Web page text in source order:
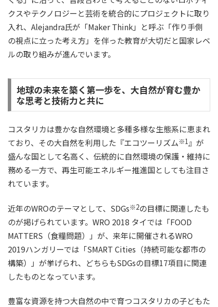
クスやテクノロジーと芸術を統合的にプロジェクトに取り
入れ、Alejandra氏が「Maker Think」と呼ぶ「作り手側
の視点に立った考え方」を伴った教育が大切だと国家レベ
ルの取り組みが進んでいます。
地球の未来を築く第一歩を、大自然が育む豊か
な思考と技術力と共に
コスタリカは豊かな自然環境と多種多様な生態系に恵まれ
ており、その大自然を利用した『エコツーリズム※1』が
盛んな国として名高く、伝統的に自然環境の保護・維持に
務める一方で、再生可能エネルギー推進国としても注目さ
れています。
近年のWROのテーマとして、SDGs※2の目標に関連したも
のが掲げられています。WRO 2018 タイでは「FOOD
MATTERS（食糧問題）」が、来年に開催されるWRO
2019ハンガリーでは「SMART Cities（持続可能な都市の
構築）」が挙げられ、どちらもSDGsの目標17項目に関連
したものとなっています。
豊富な資源を持つ大自然の中で育つコスタリカの子どもた